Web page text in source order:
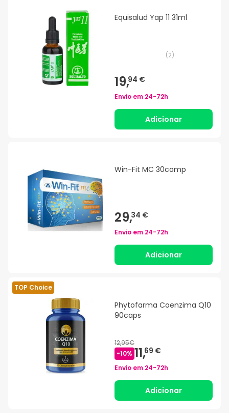
Equisalud Yap 11 31ml
(2)
19,94 €
Envio em 24-72h
Adicionar
Win-Fit MC 30comp
29,34 €
Envio em 24-72h
Adicionar
TOP Choice
Phytofarma Coenzima Q10
90caps
12,95€
-10% 11,69 €
Envio em 24-72h
Adicionar